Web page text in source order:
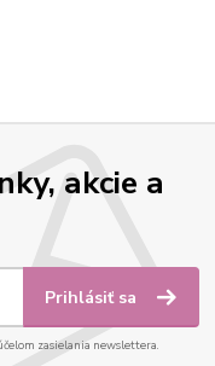
akcie a
Prihlásiť sa
zasielania newslettera.